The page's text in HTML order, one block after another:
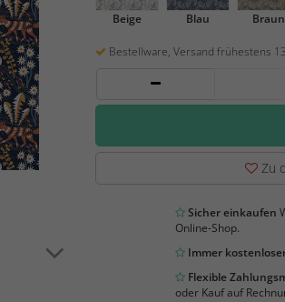
Beige Blau Braun
Bestellware, Versand frühestens
Zu
Sicher einkaufen
Online-Shop.
Immer
Flexible
oder Kauf auf